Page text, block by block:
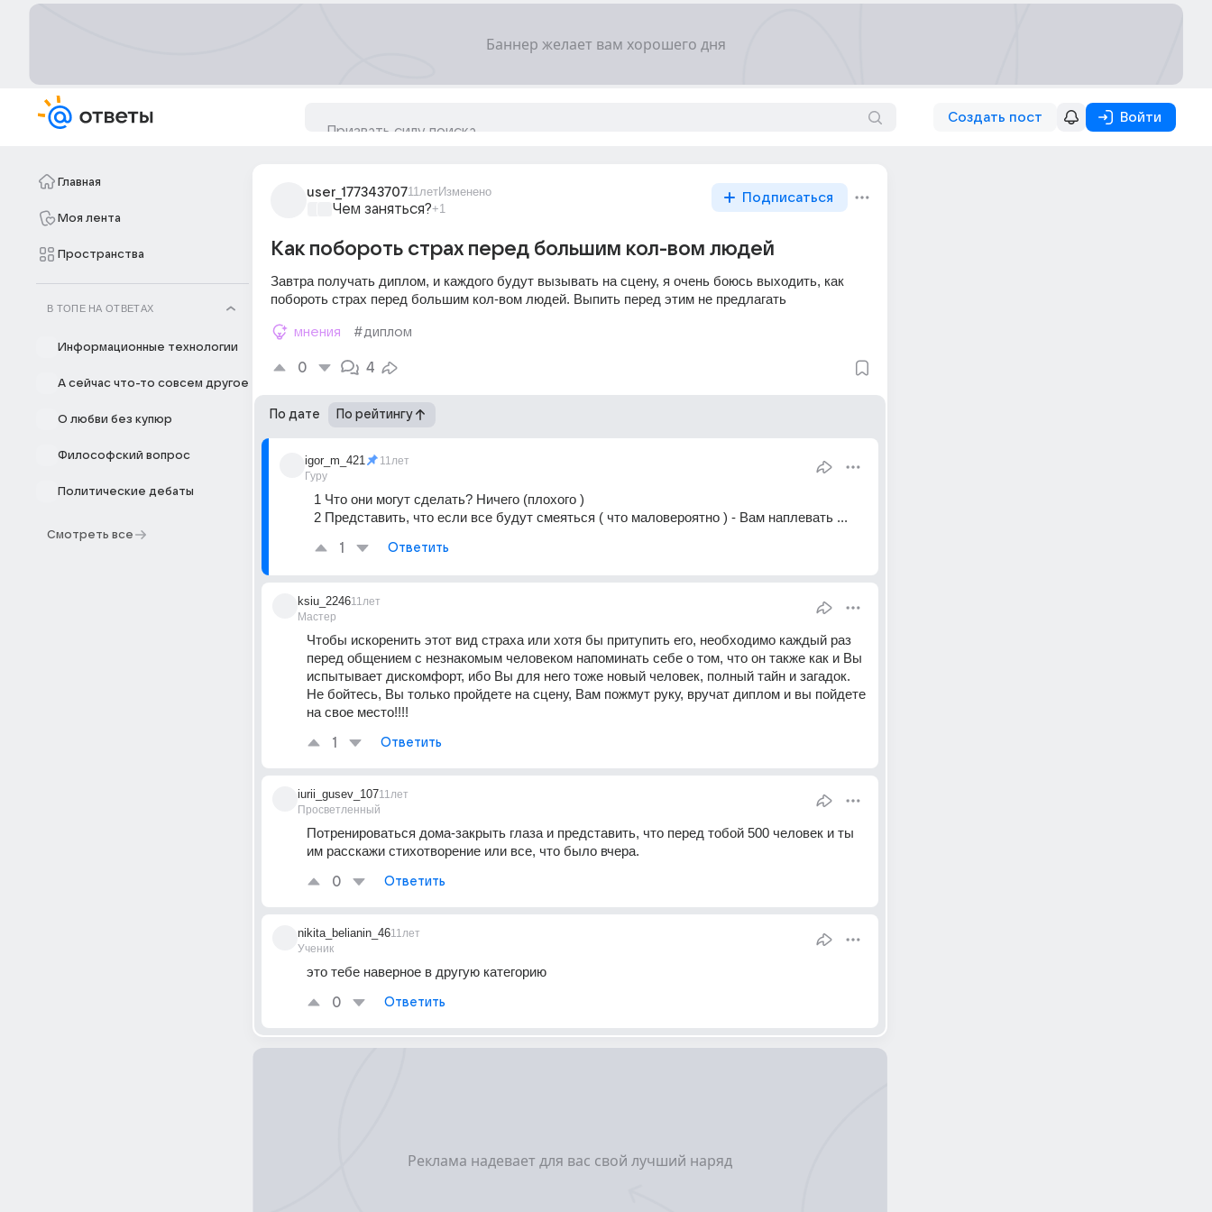
Создать пост Войти
Главная
Моя лента
Пространства
В ТОПЕ НА ОТВЕТАХ
Информационные технологии
А сейчас что-то совсем другое
О любви без купюр
Философский вопрос
Политические дебаты
Смотреть все
user_17734370711летИзменено
Чем заняться?+1
Подписаться
Как побороть страх перед большим кол-вом людей
Завтра получать диплом, и каждого будут вызывать на сцену, я очень боюсь выходить, как
побороть страх перед большим кол-вом людей. Выпить перед этим не предлагать
мнения #диплом
0 4
По дате По рейтингу
igor_m_421
Гуру
11лет
1 Что они могут сделать? Ничего (плохого )
2 Представить, что если все будут смеяться ( что маловероятно ) - Вам наплевать ...
1 Ответить
ksiu_2246
Мастер
11лет
Чтобы искоренить этот вид страха или хотя бы притупить его, необходимо каждый раз
перед общением с незнакомым человеком напоминать себе о том, что он также как и Вы
испытывает дискомфорт, ибо Вы для него тоже новый человек, полный тайн и загадок.
Не бойтесь, Вы только пройдете на сцену, Вам пожмут руку, вручат диплом и вы пойдете
на свое место!!!!
1 Ответить
iurii_gusev_107
Просветленный
11лет
Потренироваться дома-закрыть глаза и представить, что перед тобой 500 человек и ты
им расскажи стихотворение или все, что было вчера.
0 Ответить
nikita_belianin_46
Ученик
11лет
это тебе наверное в другую категорию
0 Ответить